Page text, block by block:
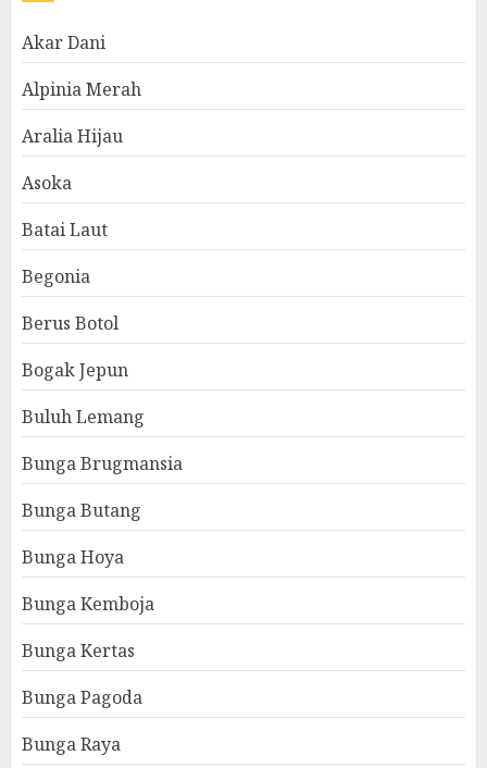
Akar Dani
Alpinia Merah
Aralia Hijau
Asoka
Batai Laut
Begonia
Berus Botol
Bogak Jepun
Buluh Lemang
Bunga Brugmansia
Bunga Butang
Bunga Hoya
Bunga Kemboja
Bunga Kertas
Bunga Pagoda
Bunga Raya